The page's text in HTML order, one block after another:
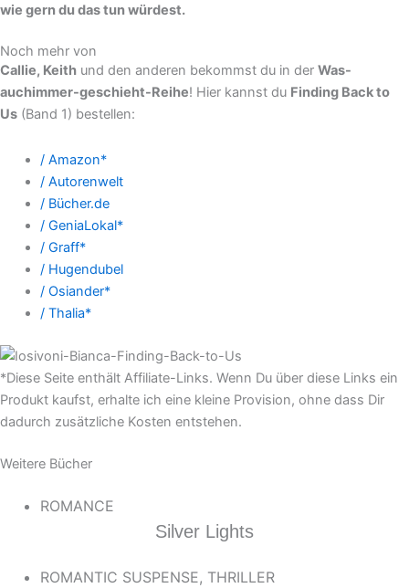
wie gern du das tun würdest.
Noch mehr von
Callie, Keith und den anderen bekommst du in der Was-
auchimmer-geschieht-Reihe! Hier kannst du Finding Back to
Us (Band 1) bestellen:
/ Amazon*
/ Autorenwelt
/ Bücher.de
/ GeniaLokal*
/ Graff*
/ Hugendubel
/ Osiander*
/ Thalia*
*Diese Seite enthält Affiliate-Links. Wenn Du über diese Links ein
Produkt kaufst, erhalte ich eine kleine Provision, ohne dass Dir
dadurch zusätzliche Kosten entstehen.
Weitere Bücher
ROMANCE
Silver Lights
ROMANTIC SUSPENSE, THRILLER